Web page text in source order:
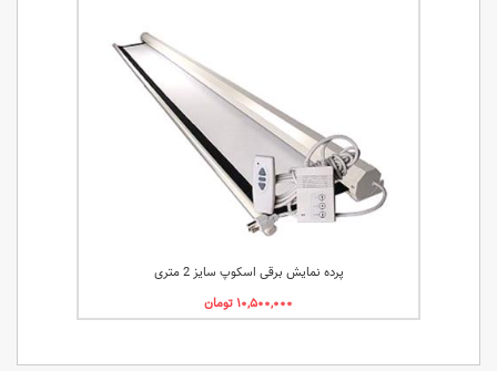
پرده نمایش برقی اسکوپ سایز 2 متری